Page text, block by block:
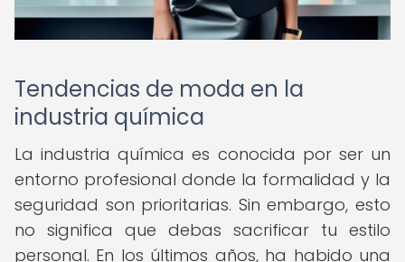
Tendencias de moda en la
industria química
La industria química es conocida por ser un
entorno profesional donde la formalidad y la
seguridad son prioritarias. Sin embargo, esto
no significa que debas sacrificar tu estilo
personal. En los últimos años, ha habido una